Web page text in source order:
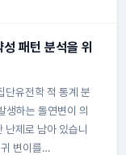
패턴 분석을 위
단유전학 적 통계 분
생하는 돌연변이 의
난제로 남아 있습니
귀 변이를…